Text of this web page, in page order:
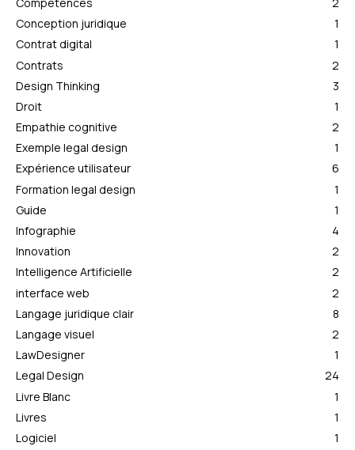
Conception juridique
1
Contrat digital
1
Contrats
2
Design Thinking
3
Droit
1
Empathie cognitive
2
Exemple legal design
1
Expérience utilisateur
6
Formation legal design
1
Guide
1
Infographie
4
Innovation
2
Intelligence Artificielle
2
interface web
2
Langage juridique clair
8
Langage visuel
2
LawDesigner
1
Legal Design
24
Livre Blanc
1
Livres
1
Logiciel
1